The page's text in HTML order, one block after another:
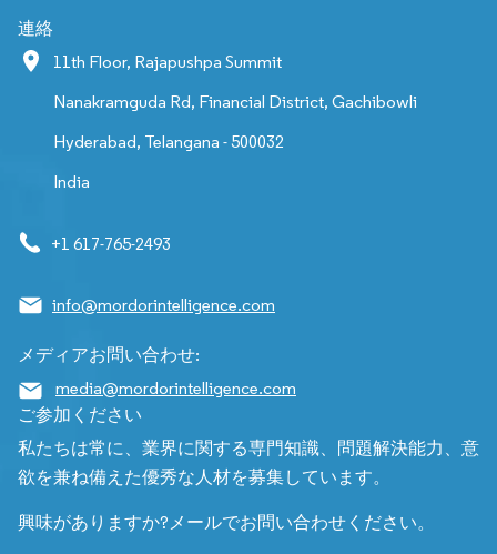
連絡
11th Floor, Rajapushpa Summit
Nanakramguda Rd, Financial District, Gachibowli
Hyderabad, Telangana - 500032
India
+1 617-765-2493
info@mordorintelligence.com
メディアお問い合わせ:
media@mordorintelligence.com
ご参加ください
私たちは常に、業界に関する専門知識、問題解決能力、意
欲を兼ね備えた優秀な人材を募集しています。
興味がありますか?メールでお問い合わせください。